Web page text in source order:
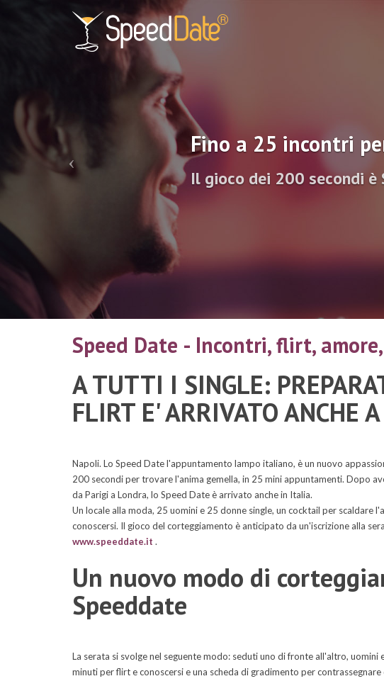
Fino a 25 incontri
Il gioco dei 200 secondi è
Speed Date - Incontri, flirt,
A TUTTI I SINGLE:
FLIRT E' ARRIVATO ANCHE
Napoli. Lo Speed Date l'appuntamento lampo italiano, è un nuovo
200 secondi per trovare l'anima gemella, in 25 mini appuntamenti. Dopo
da Parigi a Londra, lo Speed Date è arrivato anche in Italia.
Un locale alla moda, 25 uomini e 25 donne single, un cocktail per scaldare
conoscersi. Il gioco del corteggiamento è anticipato da un'iscrizione alla
www.speeddate.it .
Un nuovo modo di
Speeddate
La serata si svolge nel seguente modo: seduti uno di fronte all'altro, uomini
minuti per flirt e conoscersi e una scheda di gradimento per